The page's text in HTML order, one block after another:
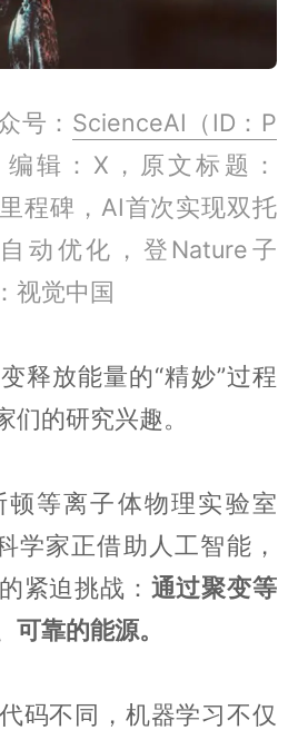
号： ScienceAI（ID：P
编辑：X，原文标题：
程碑，AI首次实现双托
动优化，登Nature子
视觉中国
释放能量的“精妙”过程
们的研究兴趣。
等离子体物理实验室
学家正借助人工智能，
紧迫挑战： 通过聚变等
可靠的能源。
码不同，机器学习不仅